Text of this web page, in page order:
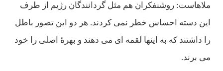
ملاهاست: روشنفكران هم مثل گردانندگان رژيم از طرف
اين دسته احساس خطر نمی كردند. هر دو اين تصور باطل
را داشتند كه به اينها لقمه ای می دهند و بهرۀ اصلی را خود
می برند.